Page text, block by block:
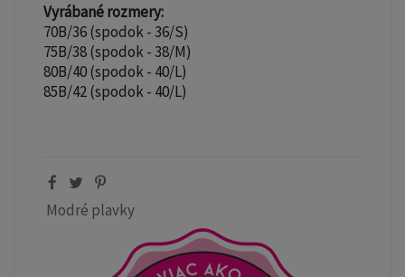
Vyrábané rozmery:
70B/36 (spodok - 36/S)
75B/38 (spodok - 38/M)
80B/40 (spodok - 40/L)
85B/42 (spodok - 40/L)
Modré plavky